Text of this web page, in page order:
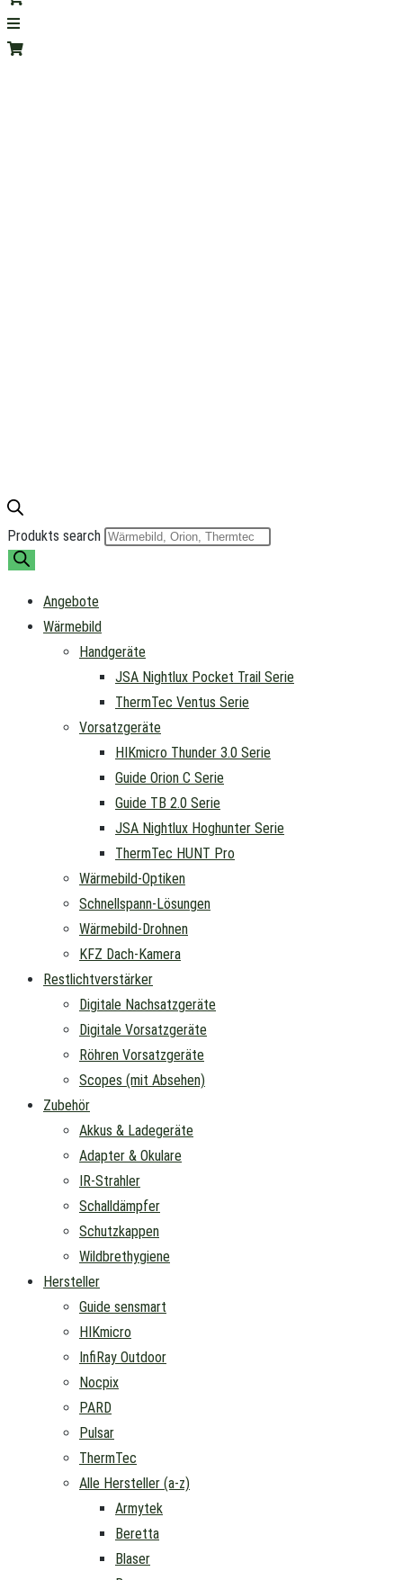
Produkts search
Angebote
Wärmebild
Handgeräte
JSA Nightlux Pocket Trail Serie
ThermTec Ventus Serie
Vorsatzgeräte
HIKmicro Thunder 3.0 Serie
Guide Orion C Serie
Guide TB 2.0 Serie
JSA Nightlux Hoghunter Serie
ThermTec HUNT Pro
Wärmebild-Optiken
Schnellspann-Lösungen
Wärmebild-Drohnen
KFZ Dach-Kamera
Restlichtverstärker
Digitale Nachsatzgeräte
Digitale Vorsatzgeräte
Röhren Vorsatzgeräte
Scopes (mit Absehen)
Zubehör
Akkus & Ladegeräte
Adapter & Okulare
IR-Strahler
Schalldämpfer
Schutzkappen
Wildbrethygiene
Hersteller
Guide sensmart
HIKmicro
InfiRay Outdoor
Nocpix
PARD
Pulsar
ThermTec
Alle Hersteller (a-z)
Armytek
Beretta
Blaser